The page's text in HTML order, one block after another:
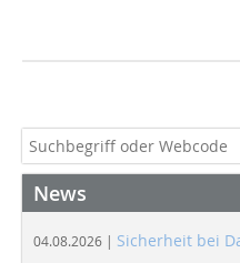
News
04.08.2026 | Sicherheit bei